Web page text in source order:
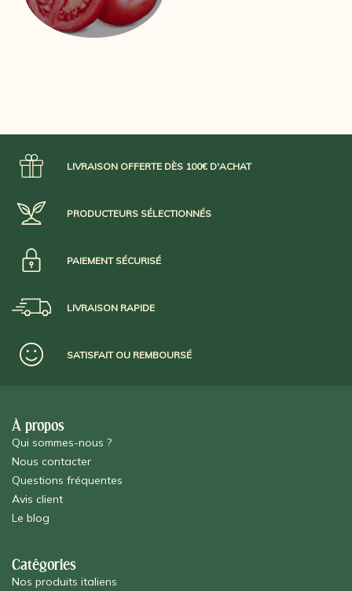
LIVRAISON OFFERTE DÈS 100€ D'ACHAT
PRODUCTEURS SÉLECTIONNÉS
PAIEMENT SÉCURISÉ
LIVRAISON RAPIDE
SATISFAIT OU REMBOURSÉ
À propos
Qui sommes-nous ?
Nous contacter
Questions fréquentes
Avis client
Le blog
Catégories
Nos produits italiens